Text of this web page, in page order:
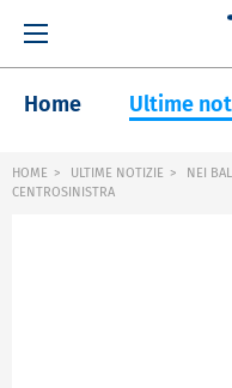
Home Ultime
HOME ULTIME NOTIZIE
NEI
CENTROSINISTRA